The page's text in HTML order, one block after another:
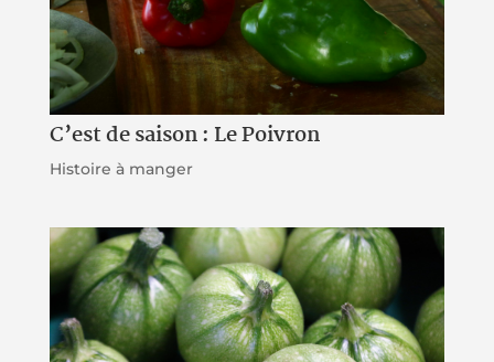
C’est de saison : Le Poivron
Histoire à manger